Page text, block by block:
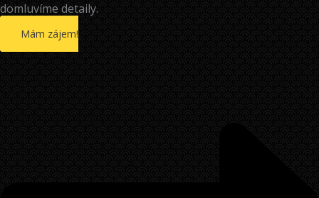
domluvíme detaily.
Mám zájem!